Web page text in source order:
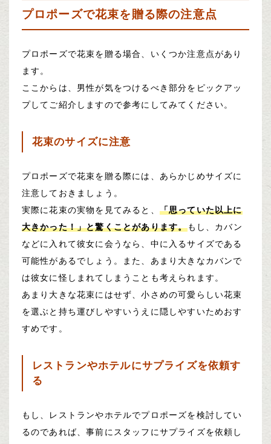
プロポーズで花束を贈る際の注意点
プロポーズで花束を贈る場合、いくつか注意点があり
ます。
ここからは、男性が気をつけるべき部分をピックアッ
プしてご紹介しますので参考にしてみてください。
花束のサイズに注意
プロポーズで花束を贈る際には、あらかじめサイズに
注意しておきましょう。
実際に花束の実物を見てみると、 「思っていた以上に
大きかった！」と驚くことがあります。もし、カバン
などに入れて彼女に会うなら、中に入るサイズである
可能性があるでしょう。また、あまり大きなカバンで
は彼女に怪しまれてしまうことも考えられます。
あまり大きな花束にはせず、小さめの可愛らしい花束
を選ぶと持ち運びしやすいうえに隠しやすいためおす
すめです。
レストランやホテルにサプライズを依頼す
る
もし、レストランやホテルでプロポーズを検討してい
るのであれば、事前にスタッフにサプライズを依頼し